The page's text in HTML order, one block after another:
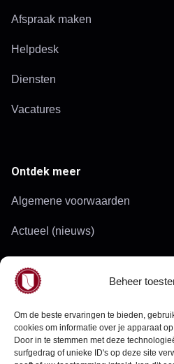
Beheer
Om de beste ervaringen te bieden,
cookies om informatie over je apparaat
Door in te stemmen met deze
surfgedrag of unieke ID's op deze site
Afspraak maken
Helpdesk
Diensten
Vacatures
Ontdek meer
Algemene voorwaarden
Actueel (nieuws)
Doelgroepen
Neem contact op